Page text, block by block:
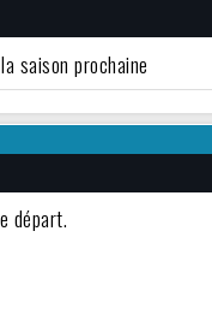
saison prochaine
départ.